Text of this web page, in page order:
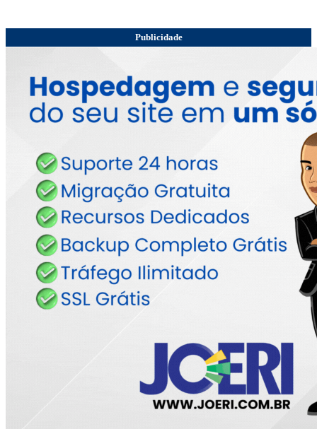
Publicidade